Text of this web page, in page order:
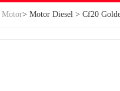
Motor> Motor Diesel > Cf20